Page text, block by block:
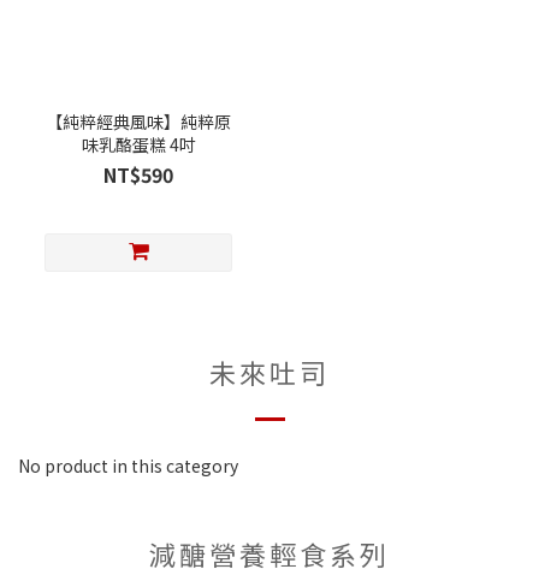
【純粹經典風味】純粹原
味乳酪蛋糕 4吋
NT$590
未來吐司
No product in this category
減醣營養輕食系列